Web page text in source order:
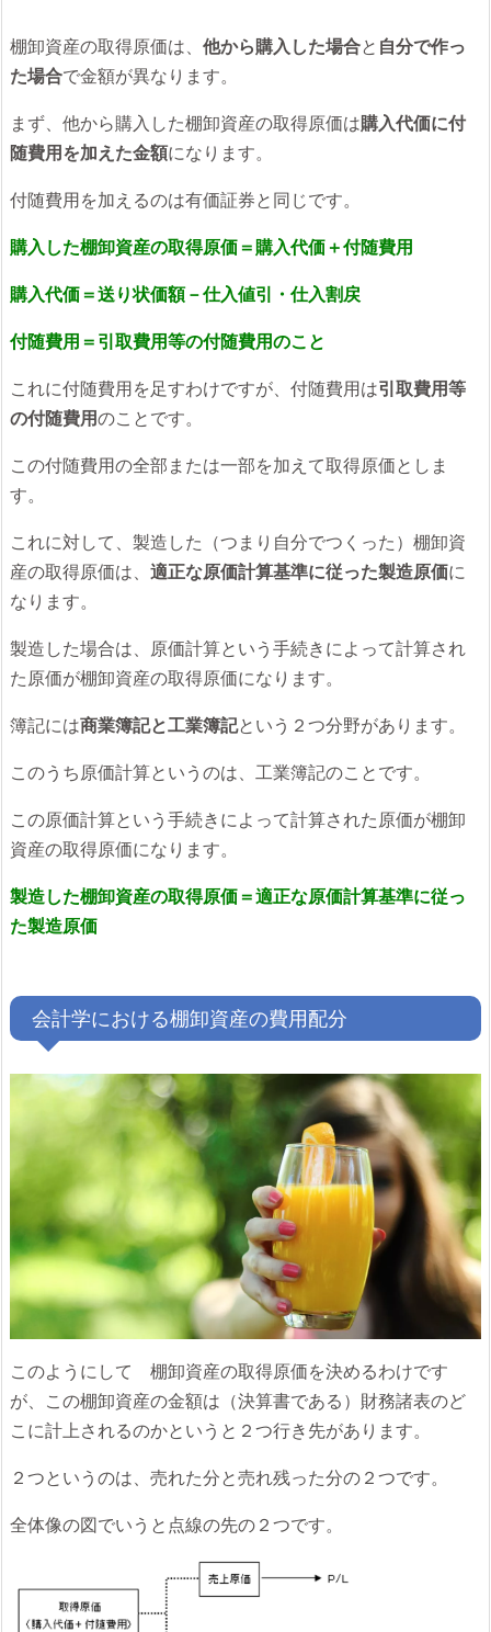
棚卸資産の取得原価は、 他から購入した場合と 自分で作っ
た場合で金額が異なります。
まず、他から購入した棚卸資産の取得原価は購入代価に付
随費用を加えた金額になります。
付随費用を加えるのは有価証券と同じです。
購入した棚卸資産の取得原価＝購入代価＋付随費用
購入代価＝送り状価額－仕入値引・仕入割戻
付随費用＝引取費用等の付随費用のこと
これに付随費用を足すわけですが、付随費用は引取費用等
の付随費用のことです。
この付随費用の全部または一部を加えて取得原価としま
す。
これに対して、製造した（つまり自分でつくった）棚卸資
産の取得原価は、 適正な原価計算基準に従った製造原価に
なります。
製造した場合は、原価計算という手続きによって計算され
た原価が棚卸資産の取得原価になります。
簿記には商業簿記と工業簿記という２つ分野があります。
このうち原価計算というのは、工業簿記のことです。
この原価計算という手続きによって計算された原価が棚卸
資産の取得原価になります。
製造した棚卸資産の取得原価＝適正な原価計算基準に従っ
た製造原価
会計学における棚卸資産の費用配分
このようにして 棚卸資産の取得原価を決めるわけです
が、この棚卸資産の金額は（決算書である）財務諸表のど
こに計上されるのかというと２つ行き先があります。
２つというのは、売れた分と売れ残った分の２つです。
全体像の図でいうと点線の先の２つです。